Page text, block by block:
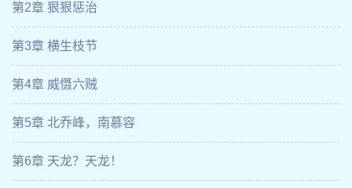
第2章 狠狠惩治
第3章 横生枝节
第4章 威慑六贼
第5章 北乔峰，南慕容
第6章 天龙？天龙！